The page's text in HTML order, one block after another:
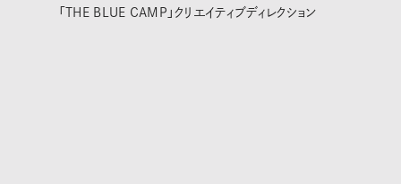
「THE BLUE CAMP」クリエイティブディレクション